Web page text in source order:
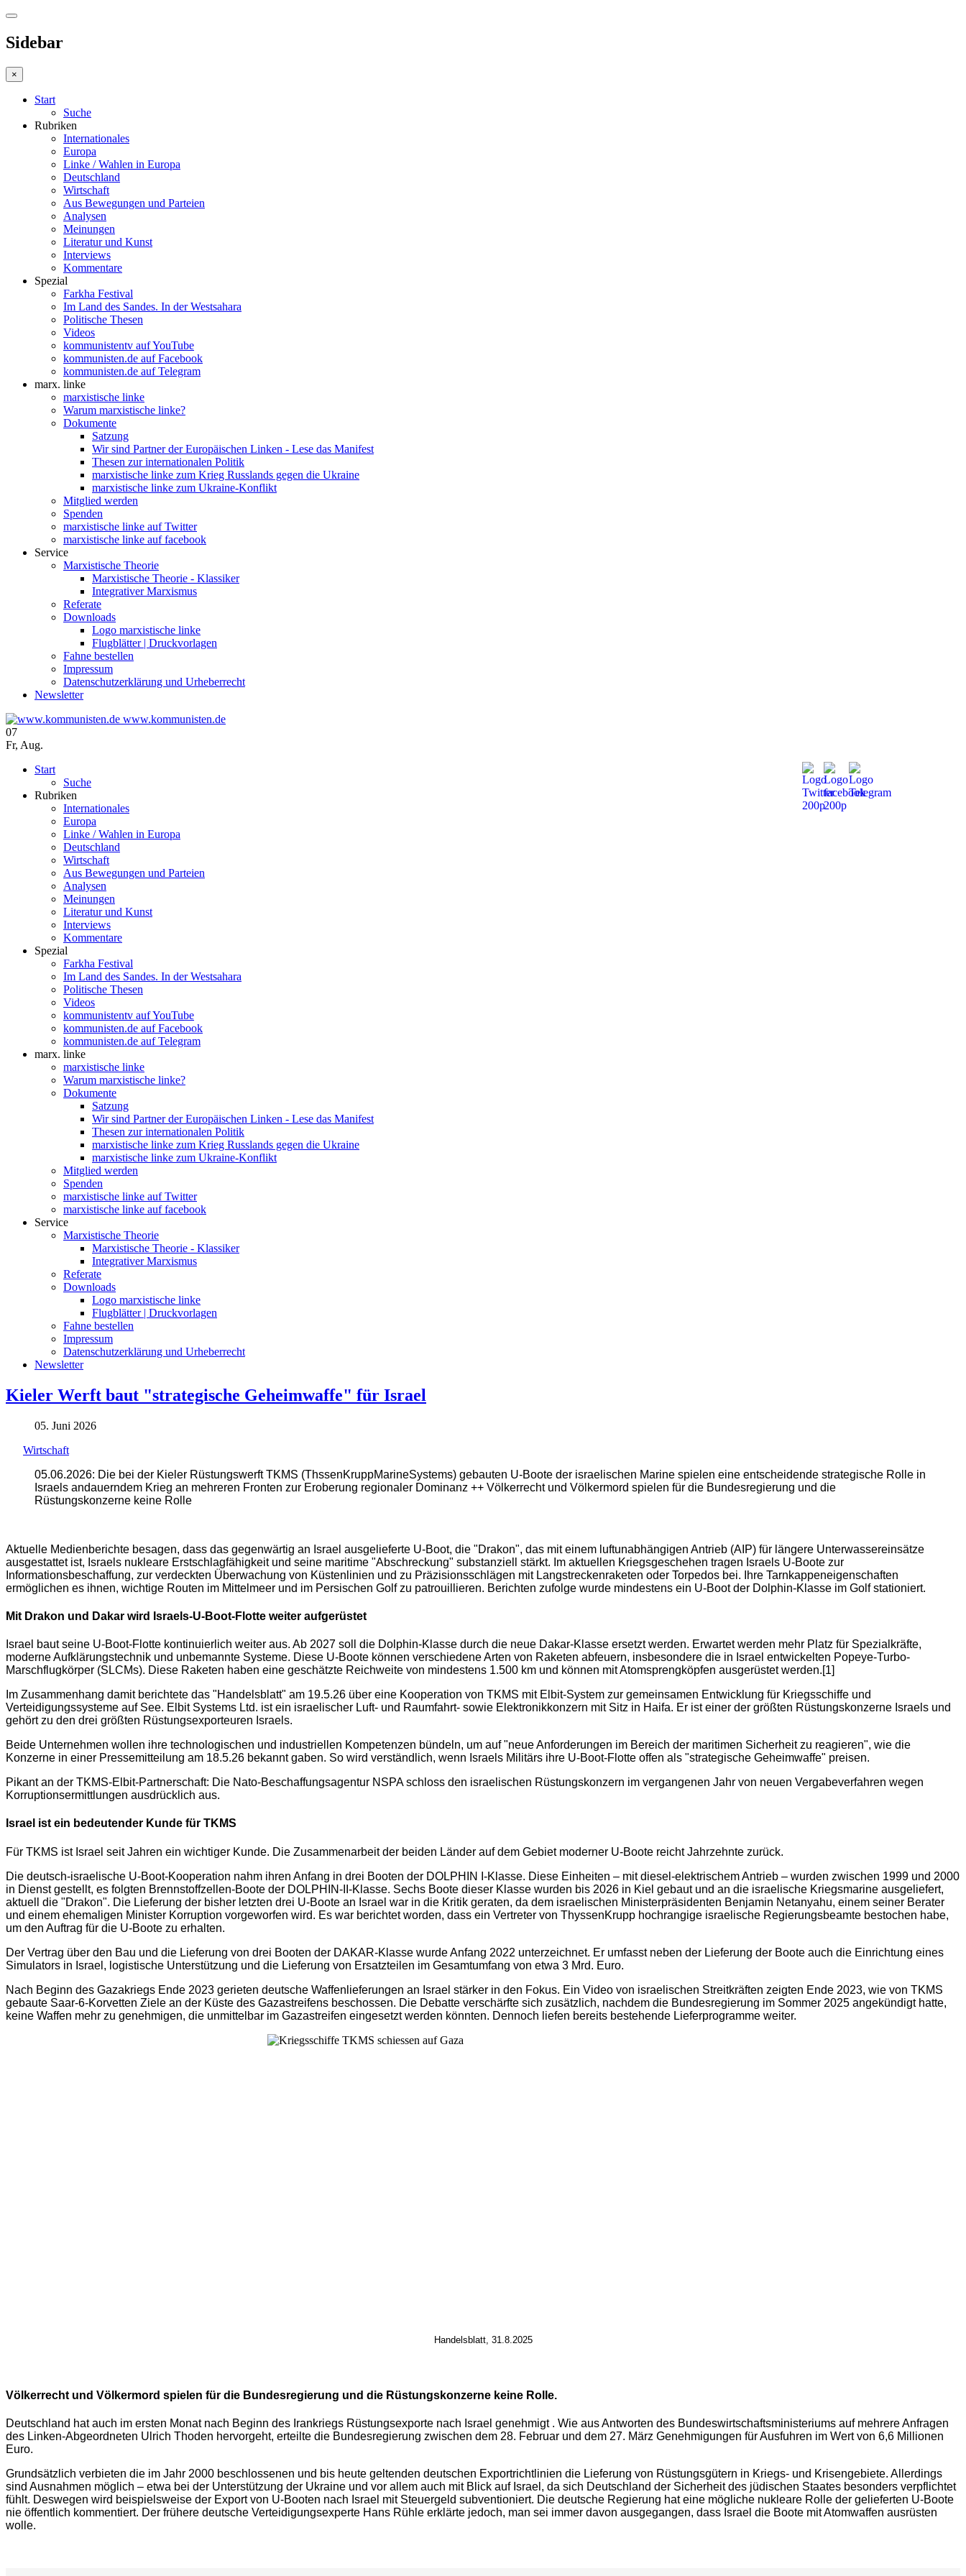
Sidebar
×
Start
Suche
Rubriken
Internationales
Europa
Linke / Wahlen in Europa
Deutschland
Wirtschaft
Aus Bewegungen und Parteien
Analysen
Meinungen
Literatur und Kunst
Interviews
Kommentare
Spezial
Farkha Festival
Im Land des Sandes. In der Westsahara
Politische Thesen
Videos
kommunistentv auf YouTube
kommunisten.de auf Facebook
kommunisten.de auf Telegram
marx. linke
marxistische linke
Warum marxistische linke?
Dokumente
Satzung
Wir sind Partner der Europäischen Linken - Lese das Manifest
Thesen zur internationalen Politik
marxistische linke zum Krieg Russlands gegen die Ukraine
marxistische linke zum Ukraine-Konflikt
Mitglied werden
Spenden
marxistische linke auf Twitter
marxistische linke auf facebook
Service
Marxistische Theorie
Marxistische Theorie - Klassiker
Integrativer Marxismus
Referate
Downloads
Logo marxistische linke
Flugblätter | Druckvorlagen
Fahne bestellen
Impressum
Datenschutzerklärung und Urheberrecht
Newsletter
www.kommunisten.de
07
Fr, Aug.
Start
Suche
Rubriken
Internationales
Europa
Linke / Wahlen in Europa
Deutschland
Wirtschaft
Aus Bewegungen und Parteien
Analysen
Meinungen
Literatur und Kunst
Interviews
Kommentare
Spezial
Farkha Festival
Im Land des Sandes. In der Westsahara
Politische Thesen
Videos
kommunistentv auf YouTube
kommunisten.de auf Facebook
kommunisten.de auf Telegram
marx. linke
marxistische linke
Warum marxistische linke?
Dokumente
Satzung
Wir sind Partner der Europäischen Linken - Lese das Manifest
Thesen zur internationalen Politik
marxistische linke zum Krieg Russlands gegen die Ukraine
marxistische linke zum Ukraine-Konflikt
Mitglied werden
Spenden
marxistische linke auf Twitter
marxistische linke auf facebook
Service
Marxistische Theorie
Marxistische Theorie - Klassiker
Integrativer Marxismus
Referate
Downloads
Logo marxistische linke
Flugblätter | Druckvorlagen
Fahne bestellen
Impressum
Datenschutzerklärung und Urheberrecht
Newsletter
Kieler Werft baut "strategische Geheimwaffe" für Israel
05. Juni 2026
Wirtschaft
05.06.2026: Die bei der Kieler Rüstungswerft TKMS (ThssenKruppMarineSystems) gebauten U-Boote der israelischen Marine spielen eine entscheidende strategische Rolle in
Israels andauerndem Krieg an mehreren Fronten zur Eroberung regionaler Dominanz ++ Völkerrecht und Völkermord spielen für die Bundesregierung und die
Rüstungskonzerne keine Rolle
Aktuelle Medienberichte besagen, dass das gegenwärtig an Israel ausgelieferte U-Boot, die "Drakon", das mit einem luftunabhängigen Antrieb (AIP) für längere Unterwassereinsätze
ausgestattet ist, Israels nukleare Erstschlagfähigkeit und seine maritime "Abschreckung" substanziell stärkt. Im aktuellen Kriegsgeschehen tragen Israels U-Boote zur
Informationsbeschaffung, zur verdeckten Überwachung von Küstenlinien und zu Präzisionsschlägen mit Langstreckenraketen oder Torpedos bei. Ihre Tarnkappeneigenschaften
ermöglichen es ihnen, wichtige Routen im Mittelmeer und im Persischen Golf zu patrouillieren. Berichten zufolge wurde mindestens ein U-Boot der Dolphin-Klasse im Golf stationiert.
Mit Drakon und Dakar wird Israels-U-Boot-Flotte weiter aufgerüstet
Israel baut seine U-Boot-Flotte kontinuierlich weiter aus. Ab 2027 soll die Dolphin-Klasse durch die neue Dakar-Klasse ersetzt werden. Erwartet werden mehr Platz für Spezialkräfte,
moderne Aufklärungstechnik und unbemannte Systeme. Diese U-Boote können verschiedene Arten von Raketen abfeuern, insbesondere die in Israel entwickelten Popeye-Turbo-
Marschflugkörper (SLCMs). Diese Raketen haben eine geschätzte Reichweite von mindestens 1.500 km und können mit Atomsprengköpfen ausgerüstet werden.[1]
Im Zusammenhang damit berichtete das "Handelsblatt" am 19.5.26 über eine Kooperation von TKMS mit Elbit-System zur gemeinsamen Entwicklung für Kriegsschiffe und
Verteidigungssysteme auf See. Elbit Systems Ltd. ist ein israelischer Luft- und Raumfahrt- sowie Elektronikkonzern mit Sitz in Haifa. Er ist einer der größten Rüstungskonzerne Israels und
gehört zu den drei größten Rüstungsexporteuren Israels.
Beide Unternehmen wollen ihre technologischen und industriellen Kompetenzen bündeln, um auf "neue Anforderungen im Bereich der maritimen Sicherheit zu reagieren", wie die
Konzerne in einer Pressemitteilung am 18.5.26 bekannt gaben. So wird verständlich, wenn Israels Militärs ihre U-Boot-Flotte offen als "strategische Geheimwaffe" preisen.
Pikant an der TKMS-Elbit-Partnerschaft: Die Nato-Beschaffungsagentur NSPA schloss den israelischen Rüstungskonzern im vergangenen Jahr von neuen Vergabeverfahren wegen
Korruptionsermittlungen ausdrücklich aus.
Israel ist ein bedeutender Kunde für TKMS
Für TKMS ist Israel seit Jahren ein wichtiger Kunde. Die Zusammenarbeit der beiden Länder auf dem Gebiet moderner U-Boote reicht Jahrzehnte zurück.
Die deutsch-israelische U-Boot-Kooperation nahm ihren Anfang in drei Booten der DOLPHIN I-Klasse. Diese Einheiten – mit diesel-elektrischem Antrieb – wurden zwischen 1999 und 2000
in Dienst gestellt, es folgten Brennstoffzellen-Boote der DOLPHIN-II-Klasse. Sechs Boote dieser Klasse wurden bis 2026 in Kiel gebaut und an die israelische Kriegsmarine ausgeliefert,
aktuell die "Drakon". Die Lieferung der bisher letzten drei U-Boote an Israel war in die Kritik geraten, da dem israelischen Ministerpräsidenten Benjamin Netanyahu, einem seiner Berater
und einem ehemaligen Minister Korruption vorgeworfen wird. Es war berichtet worden, dass ein Vertreter von ThyssenKrupp hochrangige israelische Regierungsbeamte bestochen habe,
um den Auftrag für die U-Boote zu erhalten.
Der Vertrag über den Bau und die Lieferung von drei Booten der DAKAR-Klasse wurde Anfang 2022 unterzeichnet. Er umfasst neben der Lieferung der Boote auch die Einrichtung eines
Simulators in Israel, logistische Unterstützung und die Lieferung von Ersatzteilen im Gesamtumfang von etwa 3 Mrd. Euro.
Nach Beginn des Gazakriegs Ende 2023 gerieten deutsche Waffenlieferungen an Israel stärker in den Fokus. Ein Video von israelischen Streitkräften zeigten Ende 2023, wie von TKMS
gebaute Saar-6-Korvetten Ziele an der Küste des Gazastreifens beschossen. Die Debatte verschärfte sich zusätzlich, nachdem die Bundesregierung im Sommer 2025 angekündigt hatte,
keine Waffen mehr zu genehmigen, die unmittelbar im Gazastreifen eingesetzt werden könnten. Dennoch liefen bereits bestehende Lieferprogramme weiter.
Handelsblatt, 31.8.2025
Völkerrecht und Völkermord spielen für die Bundesregierung und die Rüstungskonzerne keine Rolle.
Deutschland hat auch im ersten Monat nach Beginn des Irankriegs Rüstungsexporte nach Israel genehmigt . Wie aus Antworten des Bundeswirtschaftsministeriums auf mehrere Anfragen
des Linken-Abgeordneten Ulrich Thoden hervorgeht, erteilte die Bundesregierung zwischen dem 28. Februar und dem 27. März Genehmigungen für Ausfuhren im Wert von 6,6 Millionen
Euro.
Grundsätzlich verbieten die im Jahr 2000 beschlossenen und bis heute geltenden deutschen Exportrichtlinien die Lieferung von Rüstungsgütern in Kriegs- und Krisengebiete. Allerdings
sind Ausnahmen möglich – etwa bei der Unterstützung der Ukraine und vor allem auch mit Blick auf Israel, da sich Deutschland der Sicherheit des jüdischen Staates besonders verpflichtet
fühlt. Deswegen wird beispielsweise der Export von U-Booten nach Israel mit Steuergeld subventioniert. Die deutsche Regierung hat eine mögliche nukleare Rolle der gelieferten U-Boote
nie öffentlich kommentiert. Der frühere deutsche Verteidigungsexperte Hans Rühle erklärte jedoch, man sei immer davon ausgegangen, dass Israel die Boote mit Atomwaffen ausrüsten
wolle.